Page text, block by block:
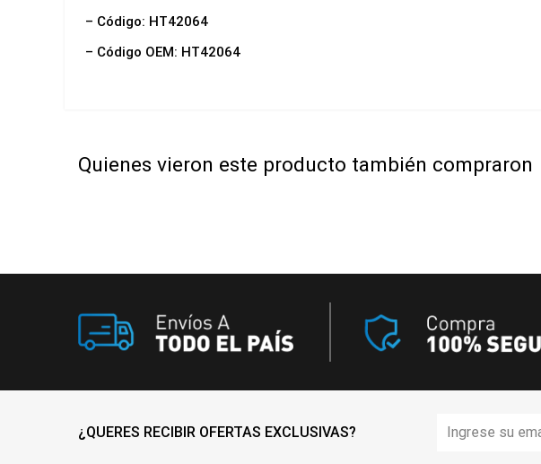
– Código: HT42064
– Código OEM: HT42064
Quienes vieron este producto también compraron
¿QUERES RECIBIR OFERTAS EXCLUSIVAS?